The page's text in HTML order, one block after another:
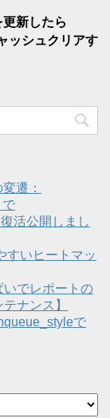
新したら
ッシュクリアす
遷：
で
活公開しまし
すいヒートマッ
いでレポートの
ナンス】
で